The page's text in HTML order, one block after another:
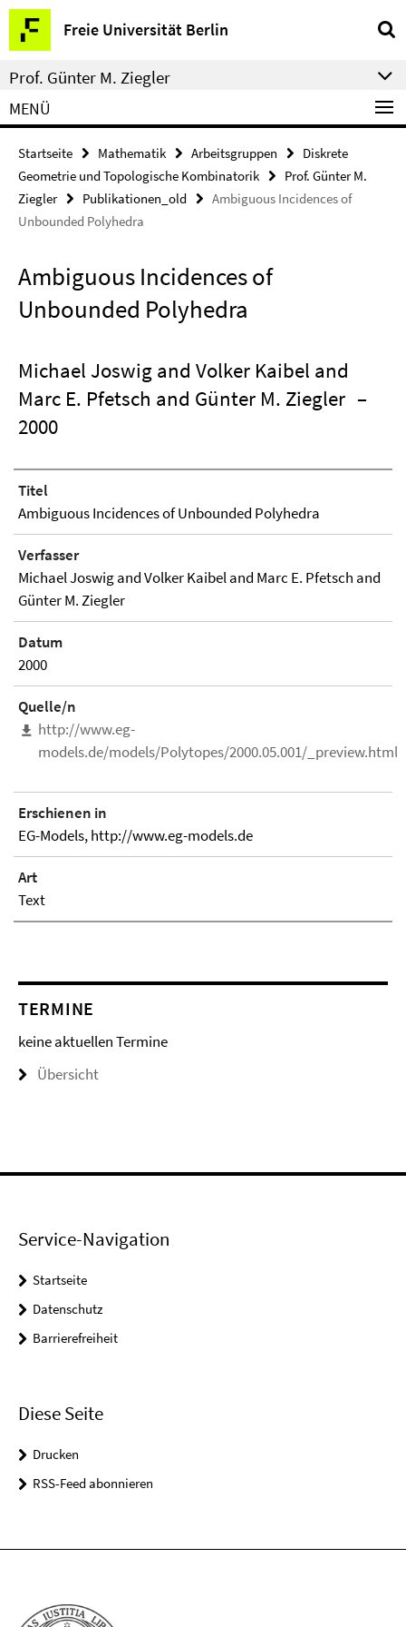
Springe
direkt
zu
Inhalt
Freie Universität Berlin
Service-
Navigation
Prof. Günter M. Ziegler
MENÜ
Startseite Mathematik Arbeitsgruppen
Diskrete
Geometrie und Topologische Kombinatorik
Prof. Günter M.
Ziegler
Publikationen_old
Ambiguous Incidences of
Unbounded Polyhedra
Ambiguous Incidences of
Unbounded Polyhedra
Michael Joswig and Volker Kaibel and
Marc E. Pfetsch and Günter M. Ziegler –
2000
Titel
Ambiguous Incidences of Unbounded Polyhedra
Verfasser
Michael Joswig and Volker Kaibel and Marc E. Pfetsch and
Günter M. Ziegler
Datum
2000
Quelle/n
http://www.eg-
models.de/models/Polytopes/2000.05.001/_preview.html
Erschienen in
EG-Models, http://www.eg-models.de
Art
Text
TERMINE
keine aktuellen Termine
Übersicht
Service-Navigation
Startseite
Datenschutz
Barrierefreiheit
Diese Seite
Drucken
RSS-Feed abonnieren